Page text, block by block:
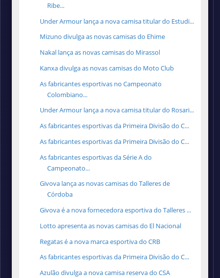
Ribe...
Under Armour lança a nova camisa titular do Estudi...
Mizuno divulga as novas camisas do Ehime
Nakal lança as novas camisas do Mirassol
Kanxa divulga as novas camisas do Moto Club
As fabricantes esportivas no Campeonato
Colombiano...
Under Armour lança a nova camisa titular do Rosari...
As fabricantes esportivas da Primeira Divisão do C...
As fabricantes esportivas da Primeira Divisão do C...
As fabricantes esportivas da Série A do
Campeonato...
Givova lança as novas camisas do Talleres de
Córdoba
Givova é a nova fornecedora esportiva do Talleres ...
Lotto apresenta as novas camisas do El Nacional
Regatas é a nova marca esportiva do CRB
As fabricantes esportivas da Primeira Divisão do C...
Azulão divulga a nova camisa reserva do CSA